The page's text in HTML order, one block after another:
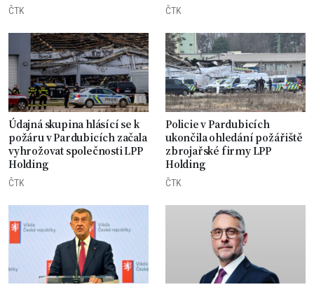
ČTK ČTK
Údajná skupina hlásící se k
požáru v Pardubicích začala
vyhrožovat společnosti LPP
Holding
ČTK
Policie v Pardubicích
ukončila ohledání požářiště
zbrojařské firmy LPP
Holding
ČTK